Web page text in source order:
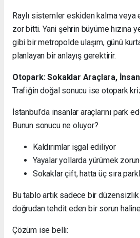
Raylı sistemler eskiden kalma veya
zor bitti. Yani şehrin büyüme hızına
gibi bir metropolde ulaşım, günü
planlayan bir anlayış gerektirir.
Otopark: Sokaklar Araçlara,
Trafiğin doğal sonucu ise otopark
İstanbul’da insanlar araçlarını park
Bunun sonucu ne oluyor?
Kaldırımlar işgal ediliyor
Yayalar yollarda yürümek
Sokaklar çift, hatta üç sıra
Bu tablo artık sadece bir düzensizlik
doğrudan tehdit eden bir sorun
Çözüm ise belli: